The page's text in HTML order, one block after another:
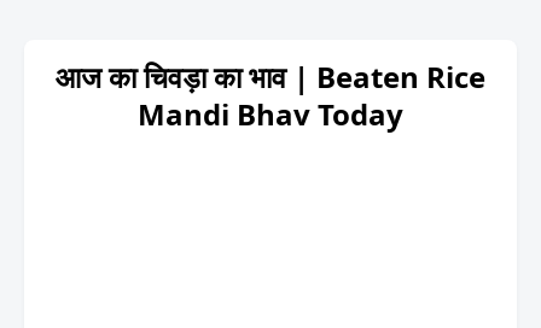
आज का चिवड़ा का भाव | Beaten Rice
Mandi Bhav Today